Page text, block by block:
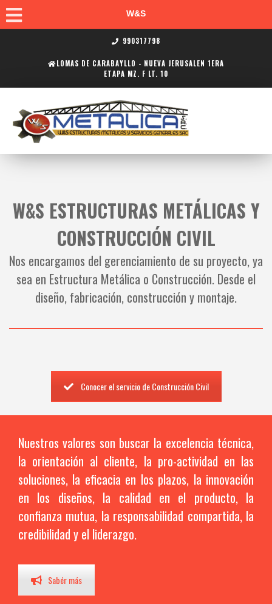
W&S
990317798
LOMAS DE CARABAYLLO - NUEVA JERUSALEN 1ERA
ETAPA MZ. F LT. 10
W&S ESTRUCTURAS METÁLICAS Y
CONSTRUCCIÓN CIVIL
Nos encargamos del gerenciamiento de su proyecto, ya
sea en Estructura Metálica o Construcción. Desde el
diseño, fabricación, construcción y montaje.
Conocer el servicio de Construcción Civil
Nuestros valores son buscar la excelencia técnica,
la orientación al cliente, la pro-actividad en las
soluciones, la eficacia en los plazos, la innovación
en los diseños, la calidad en el producto, la
confianza mutua, la responsabilidad compartida, la
credibilidad y el liderazgo.
Sabér más